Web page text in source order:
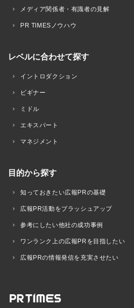
メディア関係者・有識者の見解
PR TIMESノウハウ
レベルに合わせて探す
イントロダクション
ビギナー
ミドル
エキスパート
マネジメント
目的から探す
知っておきたい広報PRの基礎
広報PR活動をブラッシュアップ
参考にしたい他社の成功事例
ワンランク上の広報PRを目指したい
広報PRの情報発信を充実させたい